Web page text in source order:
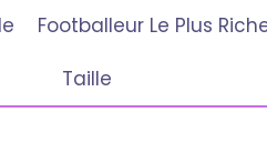
Footballeur Le Plus
Taille